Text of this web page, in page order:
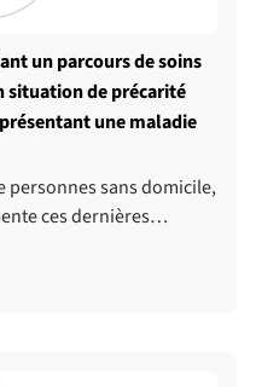
un parcours de soins
situation de précarité
une maladie
personnes sans domicile,
ces dernières…